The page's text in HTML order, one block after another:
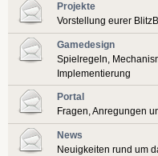
Projekte
Vorstellung eurer
Gamedesign
Spielregeln,
Implementierung
Portal
Fragen, Anregungen
News
Neuigkeiten rund um